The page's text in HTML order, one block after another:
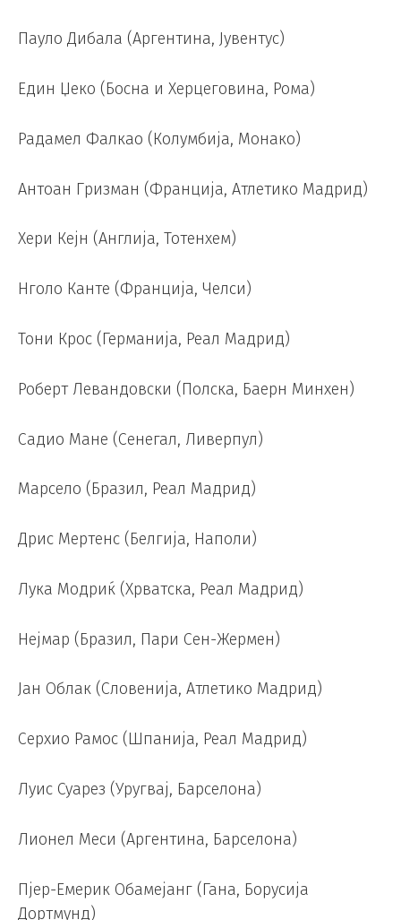
Пауло Дибала (Аргентина, Јувентус)
Един Џеко (Босна и Херцеговина, Рома)
Радамел Фалкао (Колумбија, Монако)
Антоан Гризман (Франција, Атлетико Мадрид)
Хери Кејн (Англија, Тотенхем)
Нголо Канте (Франција, Челси)
Тони Крос (Германија, Реал Мадрид)
Роберт Левандовски (Полска, Баерн Минхен)
Садио Мане (Сенегал, Ливерпул)
Марсело (Бразил, Реал Мадрид)
Дрис Мертенс (Белгија, Наполи)
Лука Модриќ (Хрватска, Реал Мадрид)
Нејмар (Бразил, Пари Сен-Жермен)
Јан Облак (Словенија, Атлетико Мадрид)
Серхио Рамос (Шпанија, Реал Мадрид)
Луис Суарез (Уругвај, Барселона)
Лионел Меси (Аргентина, Барселона)
Пјер-Емерик Обамејанг (Гана, Борусија
Дортмунд)